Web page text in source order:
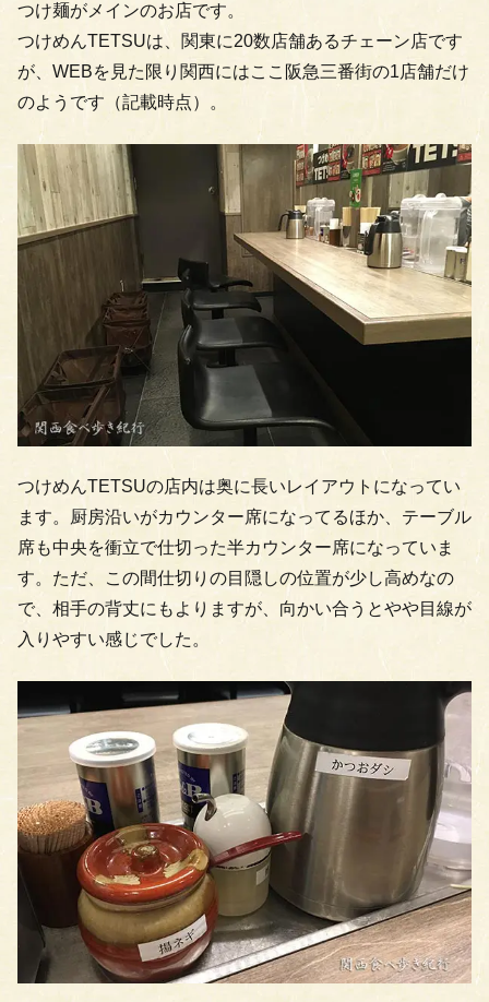
つけ麺がメインのお店です。
つけめんTETSUは、関東に20数店舗あるチェーン店です
が、WEBを見た限り関西にはここ阪急三番街の1店舗だけ
のようです（記載時点）。
つけめんTETSUの店内は奥に長いレイアウトになってい
ます。厨房沿いがカウンター席になってるほか、テーブル
席も中央を衝立で仕切った半カウンター席になっていま
す。ただ、この間仕切りの目隠しの位置が少し高めなの
で、相手の背丈にもよりますが、向かい合うとやや目線が
入りやすい感じでした。